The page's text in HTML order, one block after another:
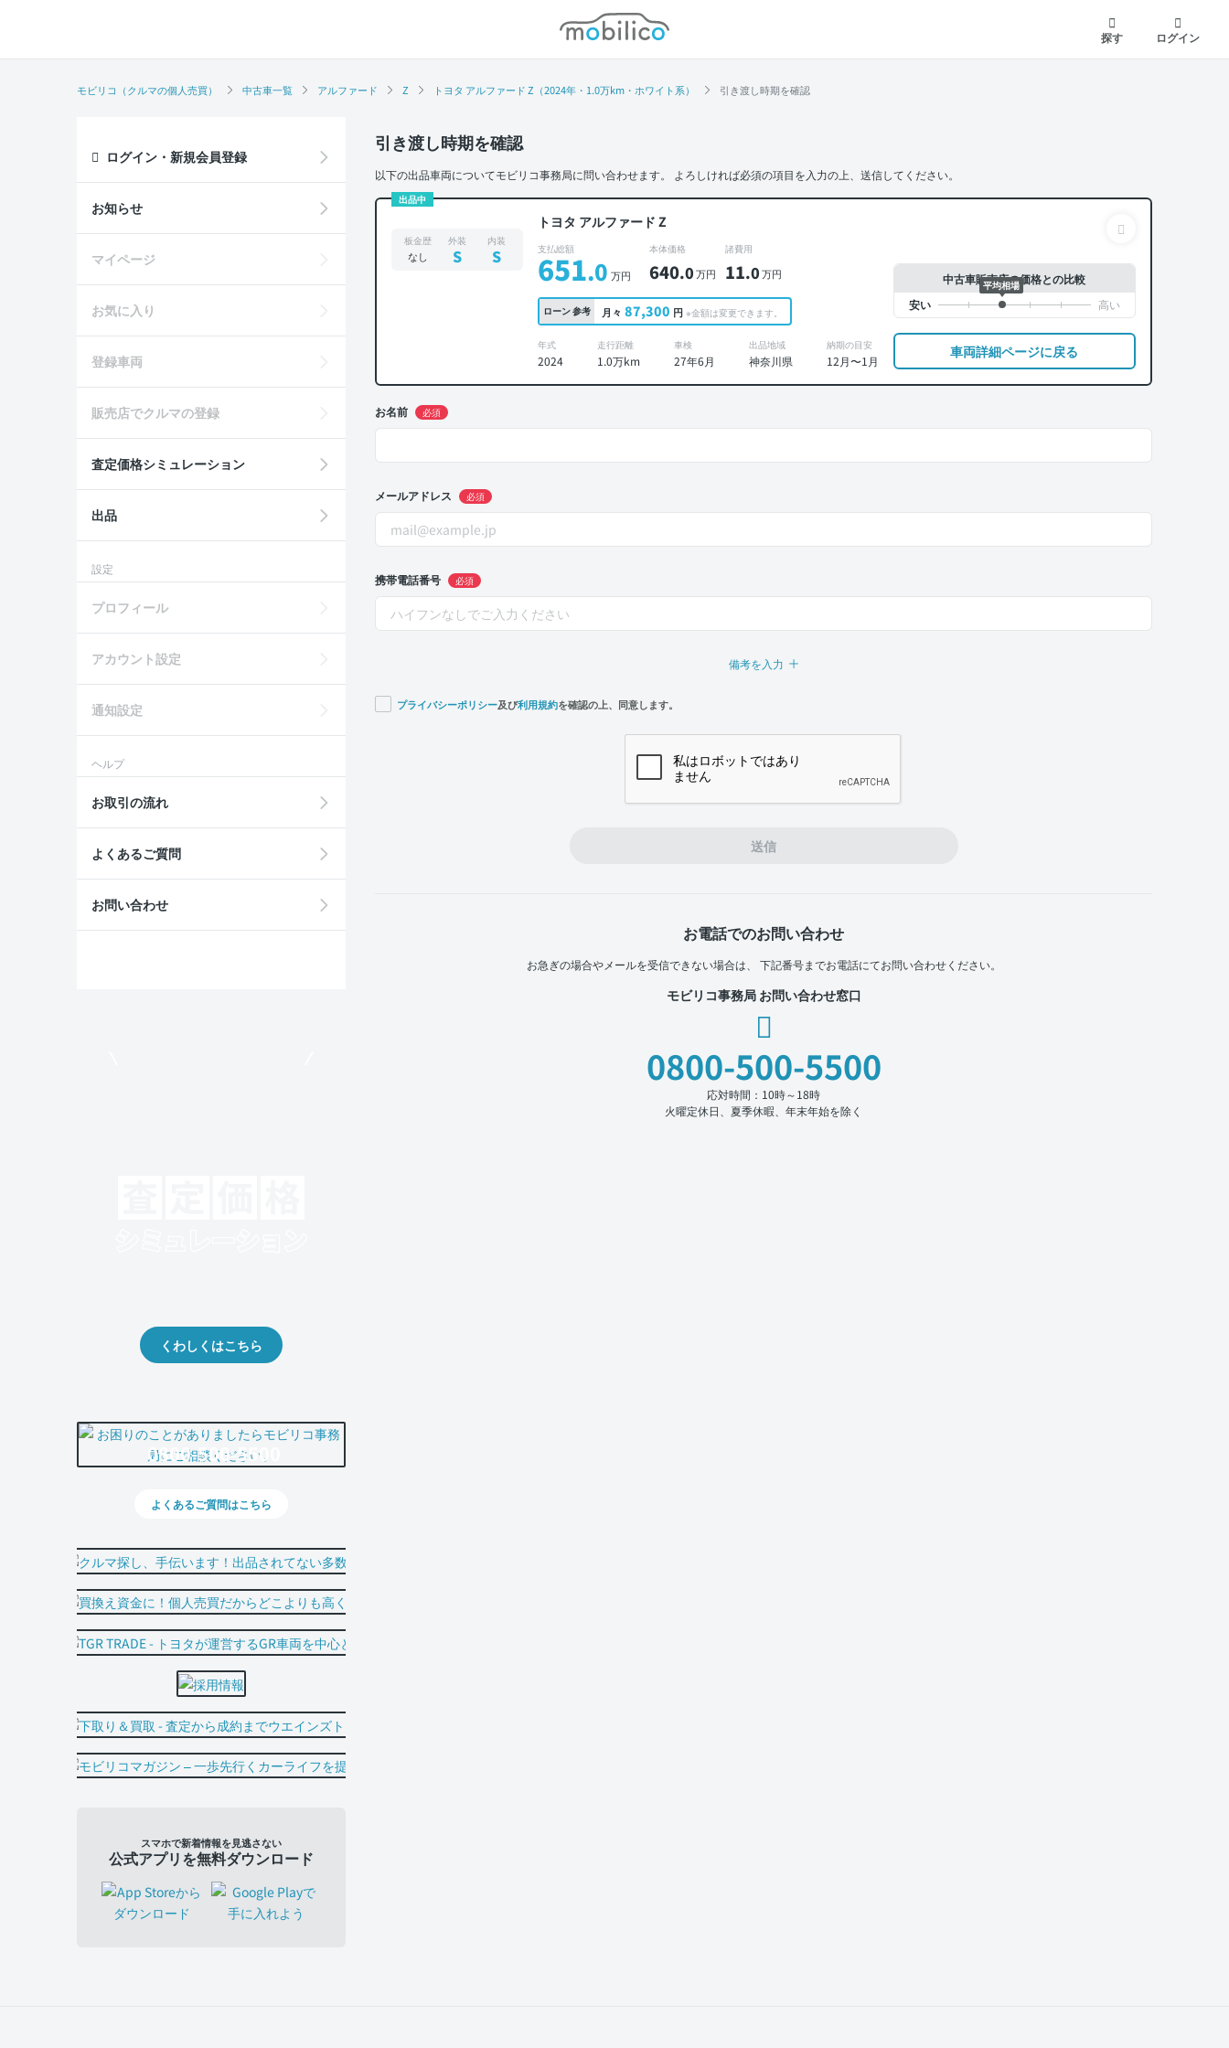
モビリコ
探す
ログイン
モビリコ（クルマの個人売買） 中古車一覧 アルファード Z トヨタ アルファード Z（2024年・1.0万km・ホワイト系） 引き渡し時期を確認
引き渡し時期を確認
以下の出品車両についてモビリコ事務局に問い合わせます。 よろしければ必須の項目を入力の上、送信してください。
出品中
トヨタ アルファード Z
板金歴
なし
外装
S
内装
S 支払総額
651.0 万円
本体価格
640.0万円
諸費用
11.0万円
ローン参考 月々 87,300 円 ※金額は変更できます。
年式
2024
走行距離
1.0万km
車検
27年6月
出品地域
神奈川県
納期の目安
12月〜1月
中古車販売店の価格との比較
平均相場
車両詳細ページに戻る
お名前 必須
メールアドレス 必須
携帯電話番号 必須
備考を入力
プライバシーポリシー及び利用規約を確認の上、同意します。
送信
お電話でのお問い合わせ
お急ぎの場合やメールを受信できない場合は、 下記番号までお電話にてお問い合わせください。
モビリコ事務局 お問い合わせ窓口
0800-500-5500
応対時間：10時～18時
火曜定休日、夏季休暇、年末年始を除く
ログイン・新規会員登録
お知らせ
マイページ
お気に入り
登録車両
販売店でクルマの登録
査定価格シミュレーション
出品
設定
プロフィール
アカウント設定
通知設定
ヘルプ
お取引の流れ
よくあるご質問
お問い合わせ
くわしくはこちら
0800-500-5500
よくあるご質問はこちら
スマホで新着情報を見逃さない
公式アプリを無料ダウンロード